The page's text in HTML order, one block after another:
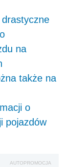
na
także na
o
pojazdów
AUTOPROMOCJA